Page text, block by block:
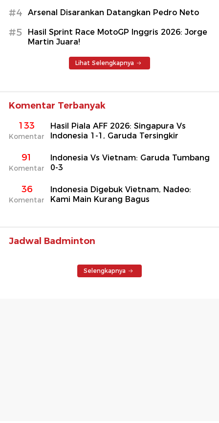
#4 Arsenal Disarankan Datangkan Pedro Neto
#5
Hasil Sprint Race MotoGP Inggris 2026: Jorge
Martin Juara!
Lihat Selengkapnya
Komentar Terbanyak
133
Komentar
Hasil Piala AFF 2026: Singapura Vs
Indonesia 1-1, Garuda Tersingkir
91
Komentar
Indonesia Vs Vietnam: Garuda Tumbang
0-3
36
Komentar
Indonesia Digebuk Vietnam, Nadeo:
Kami Main Kurang Bagus
Jadwal Badminton
Selengkapnya